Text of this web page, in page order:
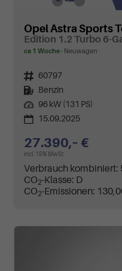
Opel Astra Sports
Edition 1.2 Turbo 6-
ca 1 Woche Neuwagen
Fahrzeugnr. 60797
Kraftstoff
Benzin
Leistung 96 kW (131 PS)
15.09.2025
27.390,– €
incl. 19% MwSt.
Verbrauch kombiniert:
CO2-Klasse: D
CO2-Emissionen: